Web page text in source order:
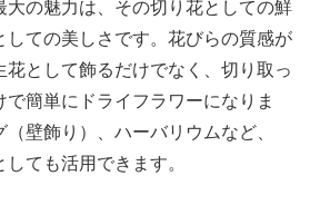
大の魅力は、その切り花としての鮮
しての美しさです。花びらの質感が
として飾るだけでなく、切り取っ
簡単にドライフラワーになりま
壁飾り）、ハーバリウムなど、
ても活用できます。